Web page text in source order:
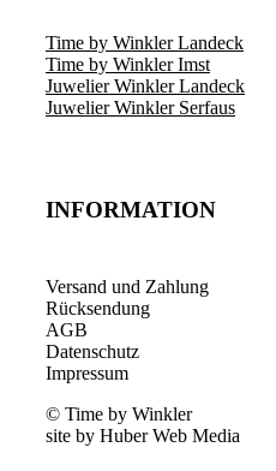
Time by Winkler Landeck
Time by Winkler Imst
Juwelier Winkler Landeck
Juwelier Winkler Serfaus
INFORMATION
Versand und Zahlung
Rücksendung
AGB
Datenschutz
Impressum
© Time by Winkler
site by Huber Web Media